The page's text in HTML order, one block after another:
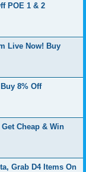
POE 1 & 2
Live Now! Buy
8% Off
Cheap & Win
Grab D4 Items On